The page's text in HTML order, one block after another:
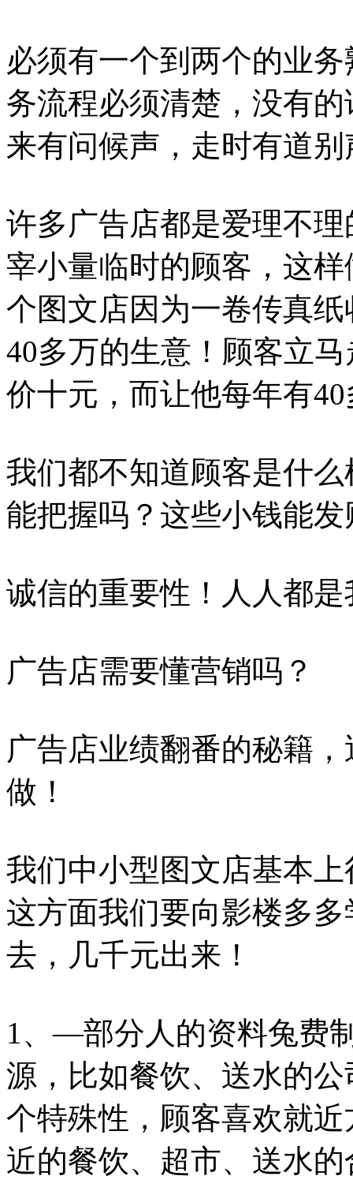
必须有一个到两个的业
务流程必须清楚，没有
来有问候声，走时有道
许多广告店都是爱理不
宰小量临时的顾客，这
个图文店因为一卷传真
40多万的生意！顾客立
价十元，而让他每年有
我们都不知道顾客是什
能把握吗？这些小钱能
诚信的重要性！人人都
广告店需要懂营销吗？
广告店业绩翻番的秘籍
做！
我们中小型图文店基本
这方面我们要向影楼多
去，几千元出来！
1、—部分人的资料兔费
源，比如餐饮、送水的
个特殊性，顾客喜欢就
近的餐饮、超市、送水的